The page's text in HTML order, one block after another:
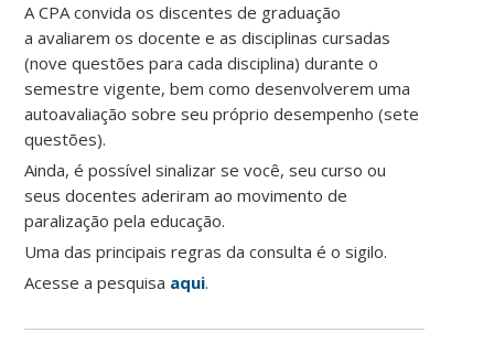
A CPA convida os discentes de graduação
a avaliarem os docente e as disciplinas cursadas
(nove questões para cada disciplina) durante o
semestre vigente, bem como desenvolverem uma
autoavaliação sobre seu próprio desempenho (sete
questões).
Ainda, é possível sinalizar se você, seu curso ou
seus docentes aderiram ao movimento de
paralização pela educação.
Uma das principais regras da consulta é o sigilo.
Acesse a pesquisa aqui.